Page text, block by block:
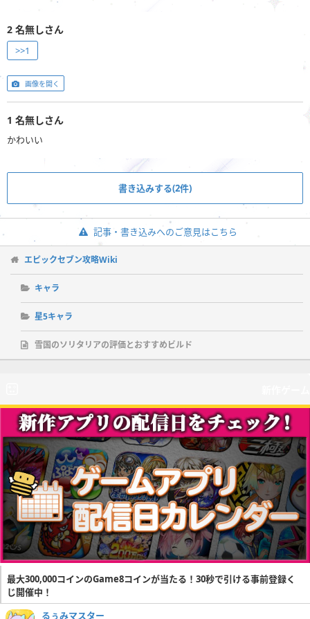
2 名無しさん
>>1
画像を開く
1 名無しさん
かわいい
書き込みする(2件)
記事・書き込みへのご意見はこちら
エピックセブン攻略Wiki
キャラ
星5キャラ
雪国のソリタリアの評価とおすすめビルド
最大300,000コインのGame8コインが当たる！30秒で引ける事前登録く
じ開催中！
るぅみマスター